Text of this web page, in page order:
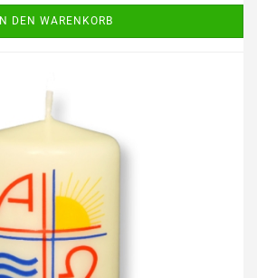
IN DEN WARENKORB